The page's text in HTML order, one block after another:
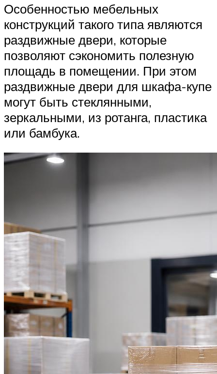
Особенностью мебельных
конструкций такого типа являются
раздвижные двери, которые
позволяют сэкономить полезную
площадь в помещении. При этом
раздвижные двери для шкафа-купе
могут быть стеклянными,
зеркальными, из ротанга, пластика
или бамбука.